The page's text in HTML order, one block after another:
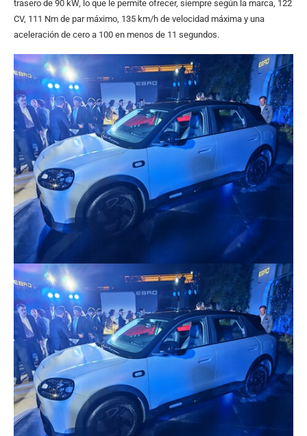
trasero de 90 kW, lo que le permite ofrecer, siempre según la marca, 122
CV, 111 Nm de par máximo, 135 km/h de velocidad máxima y una
aceleración de cero a 100 en menos de 11 segundos.